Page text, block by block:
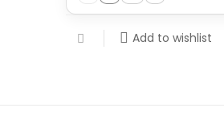
Add to wishlist